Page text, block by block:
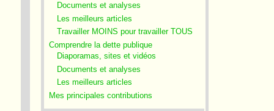
Documents et analyses
Les meilleurs articles
Travailler MOINS pour travailler TOUS
Comprendre la dette publique
Diaporamas, sites et vidéos
Documents et analyses
Les meilleurs articles
Mes principales contributions